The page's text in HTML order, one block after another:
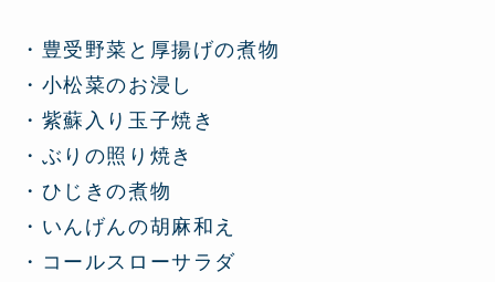
・豊受野菜と厚揚げの煮物
・小松菜のお浸し
・紫蘇入り玉子焼き
・ぶりの照り焼き
・ひじきの煮物
・いんげんの胡麻和え
・コールスローサラダ